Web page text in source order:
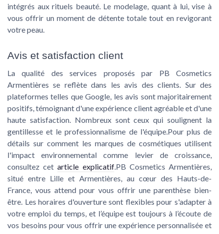
intégrés aux rituels beauté. Le modelage, quant à lui, vise à
vous offrir un moment de détente totale tout en revigorant
votre peau.
Avis et satisfaction client
La qualité des services proposés par PB Cosmetics
Armentières se reflète dans les avis des clients. Sur des
plateformes telles que Google, les avis sont majoritairement
positifs, témoignant d'une expérience client agréable et d'une
haute satisfaction. Nombreux sont ceux qui soulignent la
gentillesse et le professionnalisme de l'équipe.Pour plus de
détails sur comment les marques de cosmétiques utilisent
l'impact environnemental comme levier de croissance,
consultez cetarticle explicatif.PB Cosmetics Armentières,
situé entre Lille et Armentières, au cœur des Hauts-de-
France, vous attend pour vous offrir une parenthèse bien-
être. Les horaires d'ouverture sont flexibles pour s'adapter à
votre emploi du temps, et l’équipe est toujours à l’écoute de
vos besoins pour vous offrir une expérience personnalisée et